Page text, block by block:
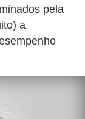
pela
a